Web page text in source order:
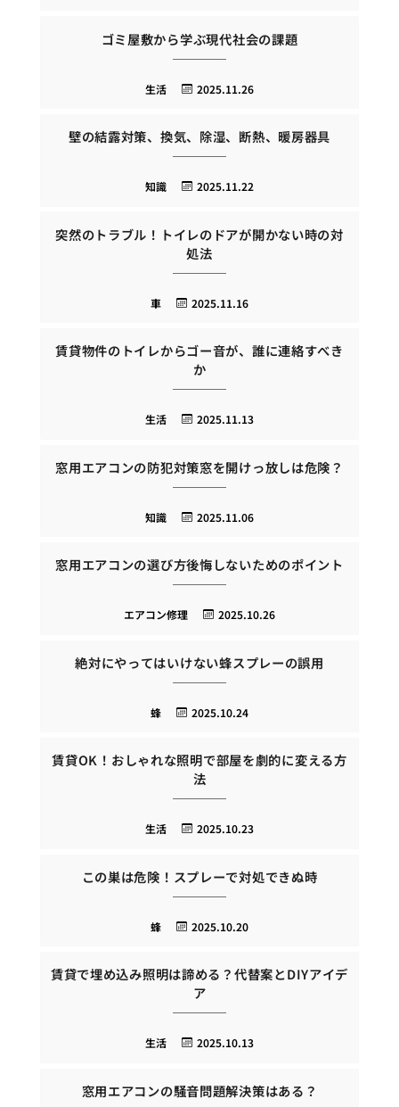
ゴミ屋敷から学ぶ現代社会の課題
2025.11.26
生活
壁の結露対策、換気、除湿、断熱、暖房器具
2025.11.22
知識
突然のトラブル！トイレのドアが開かない時の対
処法
2025.11.16
車
賃貸物件のトイレからゴー音が、誰に連絡すべき
か
2025.11.13
生活
窓用エアコンの防犯対策窓を開けっ放しは危険？
2025.11.06
知識
窓用エアコンの選び方後悔しないためのポイント
2025.10.26
エアコン修理
絶対にやってはいけない蜂スプレーの誤用
2025.10.24
蜂
賃貸OK！おしゃれな照明で部屋を劇的に変える方
法
2025.10.23
生活
この巣は危険！スプレーで対処できぬ時
2025.10.20
蜂
賃貸で埋め込み照明は諦める？代替案とDIYアイデ
ア
2025.10.13
生活
窓用エアコンの騒音問題解決策はある？